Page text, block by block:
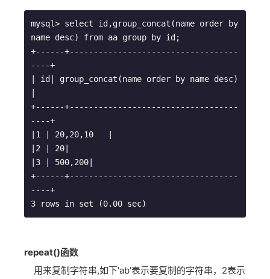
mysql> select id,group_concat(name order by
name desc) from aa group by id;
+------+-----------------------------------
----+
| id| group_concat(name order by name desc)
+------+-----------------------------------
----+
|1 | 20,20,10   |
|2 | 20|
|3 | 500,200|
+------+-----------------------------------
----+
3 rows in set (0.00 sec)
repeat()函数
用来复制字符串,如下'ab'表示要复制的字符串，2表示